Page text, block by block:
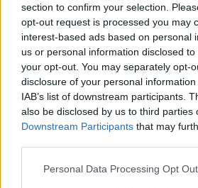
section to confirm your selection.
opt-out request is processed you may
interest-based ads based on personal
us or personal information disclosed
your opt-out. You may separately opt-
disclosure of your personal
IAB’s list of downstream participants.
also be disclosed by us to third parties
Downstream Participants that may
Personal Data Processing Opt
„Velnias slypi detalėse –
drabužius, kurie ne tik
arti“, – pridūrė ji.
Susiję straipsniai